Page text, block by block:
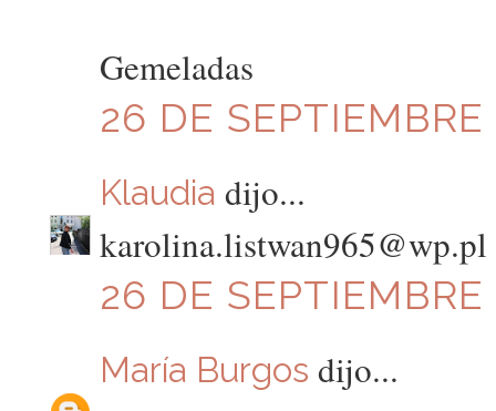
Gemeladas
26 DE
Klaudia dijo...
karolina.listwan965@wp.pl
26 DE
María Burgos dijo...